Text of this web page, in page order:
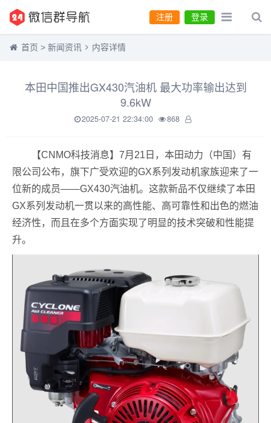
登录
注册
首页 > 新闻资讯 内容详情
本田中国推出GX430汽油机 最大功率输出达到
9.6kW
2025-07-21 22:34:00 868
【CNMO科技消息】7月21日，本田动力（中国）有
限公司公布，旗下广受欢迎的GX系列发动机家族迎来了一
位新的成员——GX430汽油机。这款新品不仅继续了本田
GX系列发动机一贯以来的高性能、高可靠性和出色的燃油
经济性，而且在多个方面实现了明显的技术突破和性能提
升。